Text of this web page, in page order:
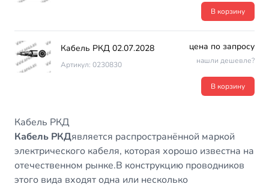
В корзину
Кабель РКД 02.07.2028
Артикул: 0230830
цена по запросу
нашли дешевле?
В корзину
Кабель РКД
Кабель РКДявляется распространённой маркой
электрического кабеля, которая хорошо известна на
отечественном рынке.В конструкцию проводников
этого вида входят одна или несколько